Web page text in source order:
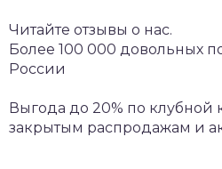
Читайте отзывы о нас.
Более 100 000 довольных
России
Выгода до 20% по клубной
закрытым распродажам и